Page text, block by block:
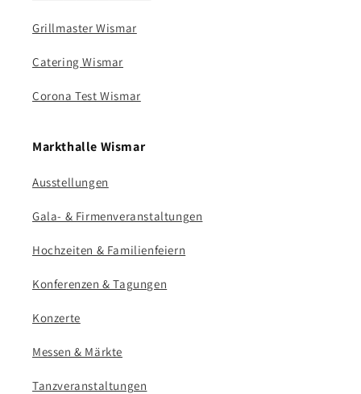
Grillmaster Wismar
Catering Wismar
Corona Test Wismar
Markthalle Wismar
Ausstellungen
Gala- & Firmenveranstaltungen
Hochzeiten & Familienfeiern
Konferenzen & Tagungen
Konzerte
Messen & Märkte
Tanzveranstaltungen